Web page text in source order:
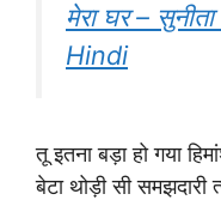
मेरा घर –
Hindi
तू इतना बड़ा हो गया
बेटा थोड़ी सी